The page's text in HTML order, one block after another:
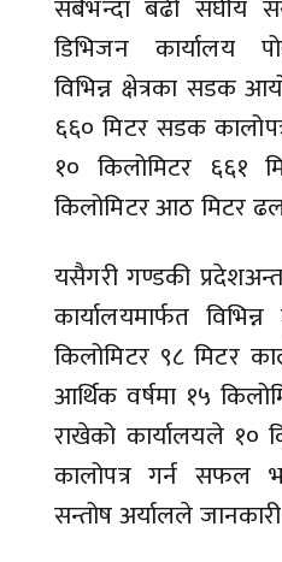
सबैभन्दा बढी संघीय
डिभिजन कार्यालय
विभिन्न क्षेत्रका सडक
६६० मिटर सडक
१० किलोमिटर ६६१
किलोमिटर आठ मिटर
यसैगरी गण्डकी
कार्यालयमार्फत
किलोमिटर ९८ मिटर
आर्थिक वर्षमा १५
राखेको कार्यालयले १०
कालोपत्र गर्न सफल
सन्तोष अर्यालले